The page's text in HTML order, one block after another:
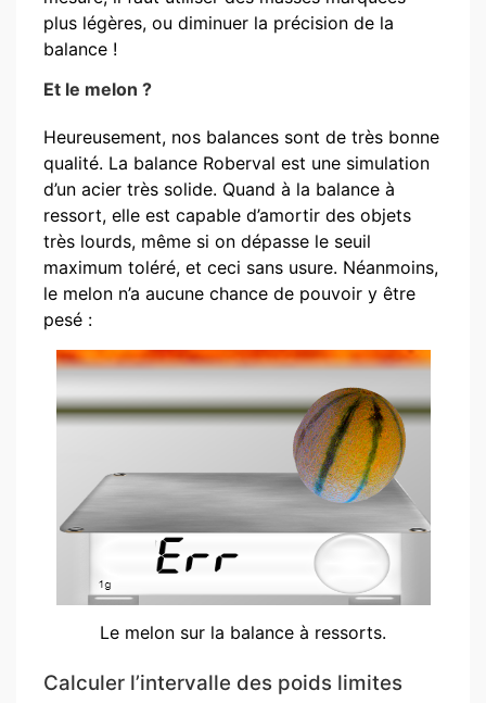
plus légères, ou diminuer la précision de la
balance !
Et le melon ?
Heureusement, nos balances sont de très bonne
qualité. La balance Roberval est une simulation
d’un acier très solide. Quand à la balance à
ressort, elle est capable d’amortir des objets
très lourds, même si on dépasse le seuil
maximum toléré, et ceci sans usure. Néanmoins,
le melon n’a aucune chance de pouvoir y être
pesé :
Le melon sur la balance à ressorts.
Calculer l’intervalle des poids limites